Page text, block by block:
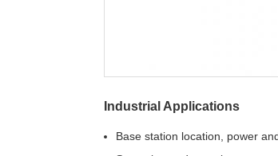
Industrial Applications
Base station location, power